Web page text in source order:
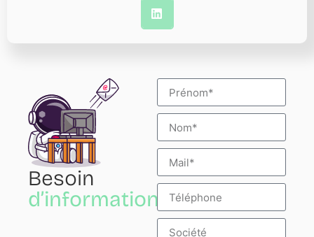
Besoin
d’informations?